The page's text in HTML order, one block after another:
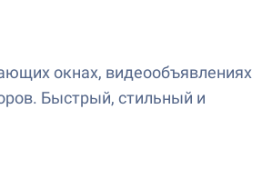
окнах, видеообъявлениях
Быстрый, стильный и